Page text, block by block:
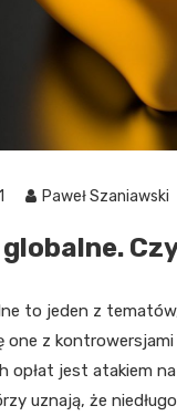
Paweł Szaniawski
to jeden z
one z
opłat jest atakiem
uznają, że